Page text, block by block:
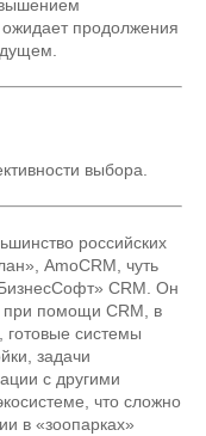
продолжения
выбора.
российских
AmoCRM, чуть
CRM. Он
при помощи CRM, в
системы
задачи
с другими
что сложно
в «зоопарках»